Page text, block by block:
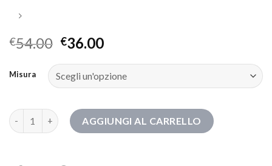
€54.00 €36.00
Misura
stivali dainese quantitàAGGIUNGI AL CARRELLO